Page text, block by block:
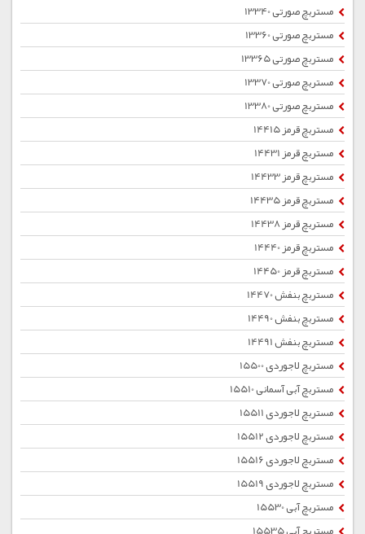
مستربچ صورتی 13340
مستربچ صورتی 13360
مستربچ صورتی 13365
مستربچ صورتی 13370
مستربچ صورتی 13380
مستربچ قرمز 14415
مستربچ قرمز 14431
مستربچ قرمز 14433
مستربچ قرمز 14435
مستربچ قرمز 14438
مستربچ قرمز 14440
مستربچ قرمز 14450
مستربچ بنفش 14470
مستربچ بنفش 14490
مستربچ بنفش 14491
مستربچ لاجوردی 15500
مستربچ آبی آسمانی 15510
مستربچ لاجوردی 15511
مستربچ لاجوردی 15512
مستربچ لاجوردی 15516
مستربچ لاجوردی 15519
مستربچ آبی 15530